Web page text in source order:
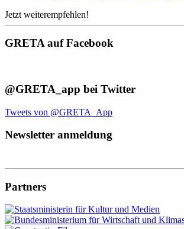
Jetzt weiterempfehlen!
GRETA auf Facebook
@GRETA_app bei Twitter
Tweets von @GRETA_App
Newsletter anmeldung
Partners